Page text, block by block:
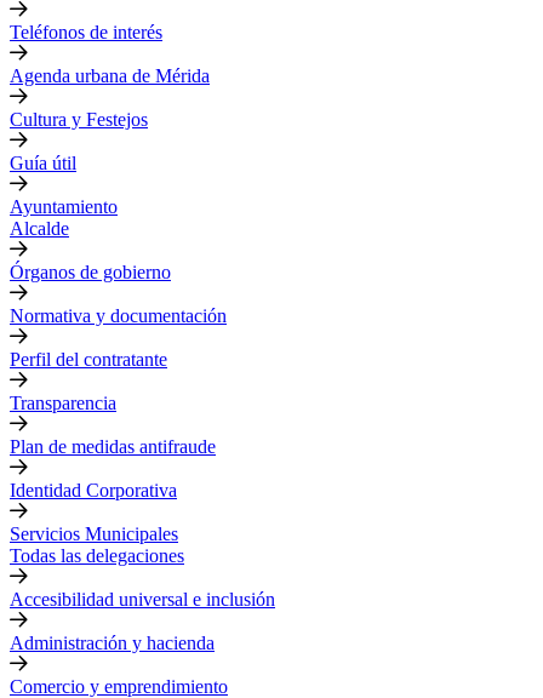
Teléfonos de interés
Agenda urbana de Mérida
Cultura y Festejos
Guía útil
Ayuntamiento
Alcalde
Órganos de gobierno
Normativa y documentación
Perfil del contratante
Transparencia
Plan de medidas antifraude
Identidad Corporativa
Servicios Municipales
Todas las delegaciones
Accesibilidad universal e inclusión
Administración y hacienda
Comercio y emprendimiento